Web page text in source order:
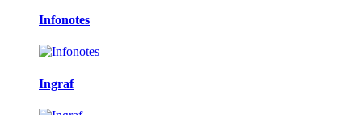
Infonotes
Ingraf